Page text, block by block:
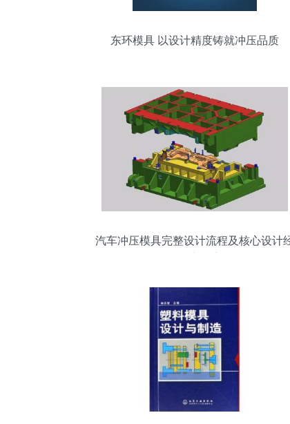
东环模具 以设计精度铸就冲压品质
汽车冲压模具完整设计流程及核心设计